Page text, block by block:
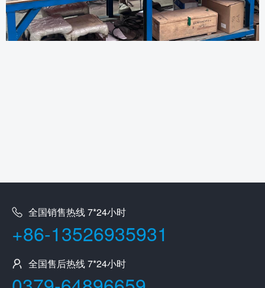
全国销售热线 7*24小时
+86-13526935931
全国售后热线 7*24小时